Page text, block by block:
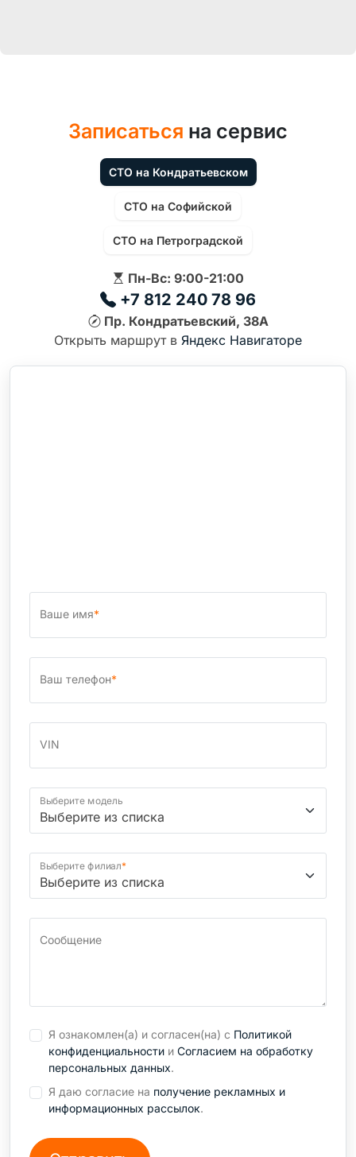
Записаться на сервис
СТО на Кондратьевском
СТО на Софийской
СТО на Петроградской
Пн-Вс: 9:00-21:00
+7 812 240 78 96
Пр. Кондратьевский, 38А
Открыть маршрут в Яндекс Навигаторе
Ваше имя*
Ваш телефон*
VIN
Выберите модель
Выберите филиал*
Сообщение
Я ознакомлен(а) и согласен(на) с Политикой
конфиденциальности и Согласием на обработку
персональных данных.
Я даю согласие на получение рекламных и
информационных рассылок.